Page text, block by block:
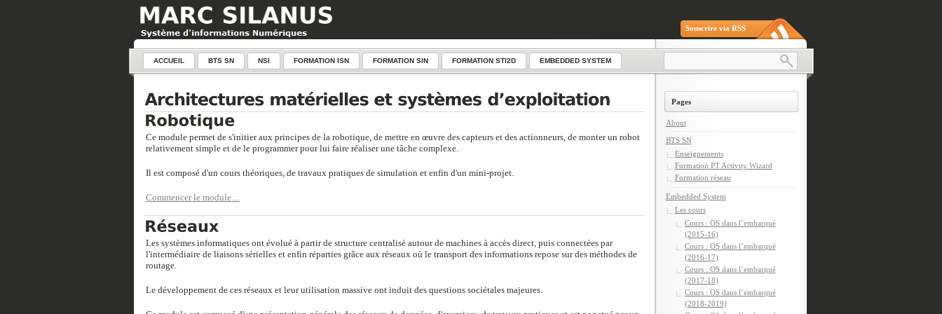
Souscrire via RSS
ACCUEIL BTS SN NSI FORMATION ISN FORMATION SIN FORMATION STI2D EMBEDDED SYSTEM
Ce module permet de s'initier aux principes de la robotique, de mettre en œuvre des capteurs et des actionneurs, de monter un robot
relativement simple et de le programmer pour lui faire réaliser une tâche complexe.
Il est composé d'un cours théoriques, de travaux pratiques de simulation et enfin d'un mini-projet.
Commencer le module ...
Les systèmes informatiques ont évolué à partir de structure centralisé autour de machines à accès direct, puis connectées par
l'intermédiaire de liaisons sérielles et enfin réparties grâce aux réseaux où le transport des informations repose sur des méthodes de
routage.
Le développement de ces réseaux et leur utilisation massive ont induit des questions sociétales majeures.
Pages
About
BTS SN
Enseignements
Formation PT Activity Wizard
Formation réseau
Embedded System
Les cours
Cours : OS dans l’embarqué
(2015-16)
Cours : OS dans l’embarqué
(2016-17)
Cours : OS dans l’embarqué
(2017-18)
Cours : OS dans l’embarqué
(2018-2019)